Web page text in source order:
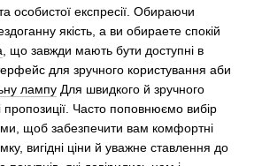
особистої експресії. Обираючи
якість, а ви обираете спокій
, що завжди мають бути доступні в
для зручного користування аби
лампу Для швидкого й зручного
пропозиції. Часто поповнюємо вибір
щоб забезпечити вам комфортні
вигідні ціни й уважне ставлення до